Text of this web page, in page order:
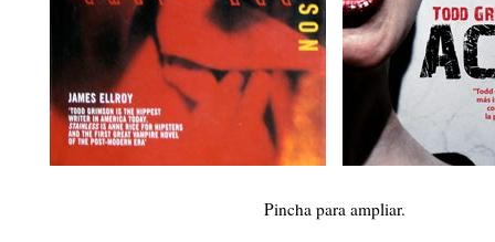
Pincha para ampliar.